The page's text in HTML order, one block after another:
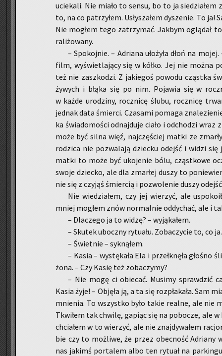
ucie­ka­li. Nie miało to sensu, bo to ja sie­dzia­łem
to, na co pa­trzy­łem. Usły­sza­łem dy­sze­nie. To ja!
Nie mo­głem tego za­trzy­mać. Jak­bym oglą­dał
ra­li­żo­wa­ny.
– Spo­koj­nie. – Ad­ria­na uło­ży­ła dłoń na
film, wy­świe­tla­ją­cy się w kółko. Jej nie można
też nie za­szko­dzi. Z ja­kie­goś po­wo­du cząst­ka
ży­wych i błąka się po nim. Po­ja­wia się w
w każde uro­dzi­ny, rocz­ni­cę ślubu, rocz­ni­cę
jed­nak data śmier­ci. Cza­sa­mi po­ma­ga
ka świa­do­mo­ści od­naj­du­je ciało i od­cho­dzi
może być silna więź, naj­czę­ściej matki ze
ro­dzi­ca nie po­zwa­la­ją dziec­ku odejść i widzi
matki to może być uko­je­nie bólu, cząst­ko­we
swoje dziec­ko, ale dla zmar­łej duszy to
nie się z czy­jąś śmier­cią i po­zwo­le­nie duszy odejść
Nie wie­dzia­łem, czy jej wie­rzyć, ale
mniej mo­głem znów nor­mal­nie od­dy­chać, ale i
– Dla­cze­go ja to widzę? – wy­ją­ka­łem.
– Sku­tek ubocz­ny ry­tu­ału. Zo­ba­czy­cie to, co
– Świet­nie – syk­ną­łem.
– Kasia – wy­stę­ka­ła Ela i prze­łknę­ła
żo­na. – Czy Kasię też zo­ba­czy­my?
– Nie mogę ci obie­cać. Mu­si­my spraw­dzić
Kasia żyje! – Ob­ję­ła ją, a ta się roz­pła­ka­ła. Sam
mnie­nia. To wszyst­ko było takie re­al­ne, ale nie
Tkwi­łem tak chwi­lę, ga­piąc się na po­bo­cze, ale
chcia­łem w to wie­rzyć, ale nie znaj­dy­wa­łem
bie czy to moż­li­we, że przez obec­ność Ad­ria­ny
nas ja­kimś por­ta­lem albo ten ry­tu­ał na